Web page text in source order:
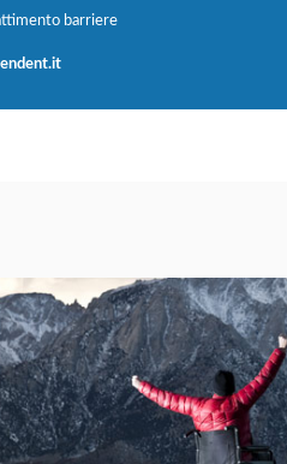
barriere